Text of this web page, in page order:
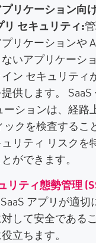
リケーション向
リ セキュリティ:
リケーションや
いアプリケーシ
ン セキュリティ
供します。 SaaS
ーションは、経路
ックを検査するこ
リティ リスクを
ができます。
リティ態勢管理
アプリが適切
して安全である
立ちます。